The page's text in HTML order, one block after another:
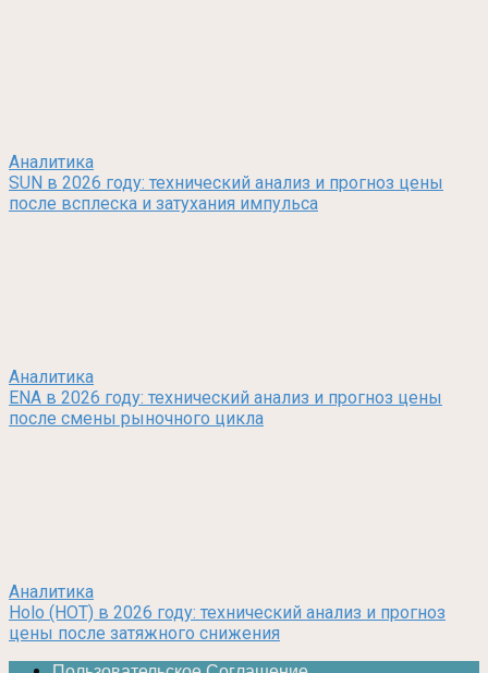
Аналитика
SUN в 2026 году: технический анализ и прогноз цены
после всплеска и затухания импульса
Аналитика
ENA в 2026 году: технический анализ и прогноз цены
после смены рыночного цикла
Аналитика
Holo (HOT) в 2026 году: технический анализ и прогноз
цены после затяжного снижения